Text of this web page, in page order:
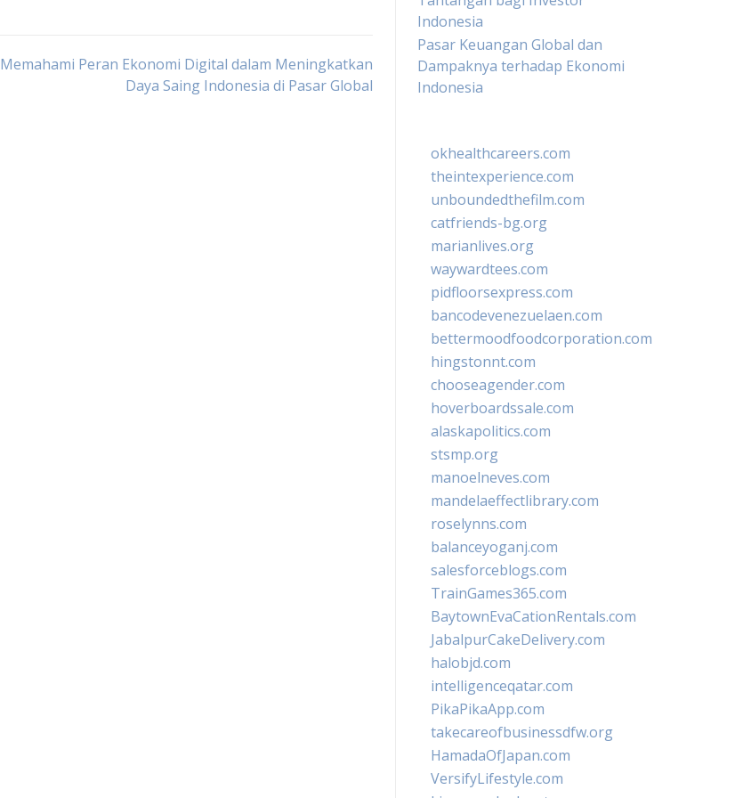
Memahami Peran Ekonomi Digital dalam Meningkatkan
Daya Saing Indonesia di Pasar Global
Indonesia
Pasar Keuangan Global dan
Dampaknya terhadap Ekonomi
Indonesia
okhealthcareers.com
theintexperience.com
unboundedthefilm.com
catfriends-bg.org
marianlives.org
waywardtees.com
pidfloorsexpress.com
bancodevenezuelaen.com
bettermoodfoodcorporation.com
hingstonnt.com
chooseagender.com
hoverboardssale.com
alaskapolitics.com
stsmp.org
manoelneves.com
mandelaeffectlibrary.com
roselynns.com
balanceyoganj.com
salesforceblogs.com
TrainGames365.com
BaytownEvaCationRentals.com
JabalpurCakeDelivery.com
halobjd.com
intelligenceqatar.com
PikaPikaApp.com
takecareofbusinessdfw.org
HamadaOfJapan.com
VersifyLifestyle.com